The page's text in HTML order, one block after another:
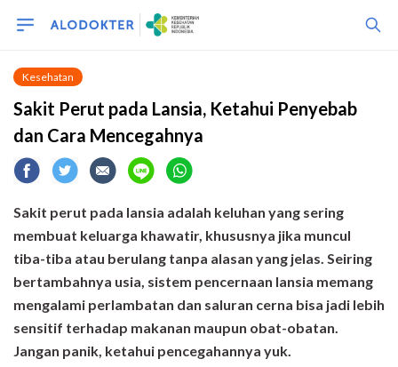
Kesehatan
Sakit Perut pada Lansia, Ketahui Penyebab
dan Cara Mencegahnya
Sakit perut pada lansia adalah keluhan yang sering
membuat keluarga khawatir, khususnya jika muncul
tiba-tiba atau berulang tanpa alasan yang jelas. Seiring
bertambahnya usia, sistem pencernaan lansia memang
mengalami perlambatan dan saluran cerna bisa jadi lebih
sensitif terhadap makanan maupun obat-obatan.
Jangan panik, ketahui pencegahannya yuk.